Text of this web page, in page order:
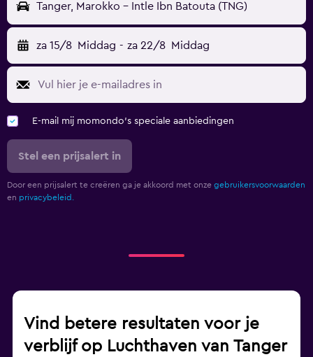
Tanger, Marokko - Intle Ibn Batouta (TNG)
za 15/8 Middag - za 22/8 Middag
E-mail mij momondo's speciale aanbiedingen
Stel een prijsalert in
Door een prijsalert te creëren ga je akkoord met onze gebruikersvoorwaarden
en privacybeleid.
Vind betere resultaten voor je
verblijf op Luchthaven van Tanger